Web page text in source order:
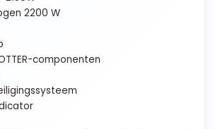
2200 W
componenten